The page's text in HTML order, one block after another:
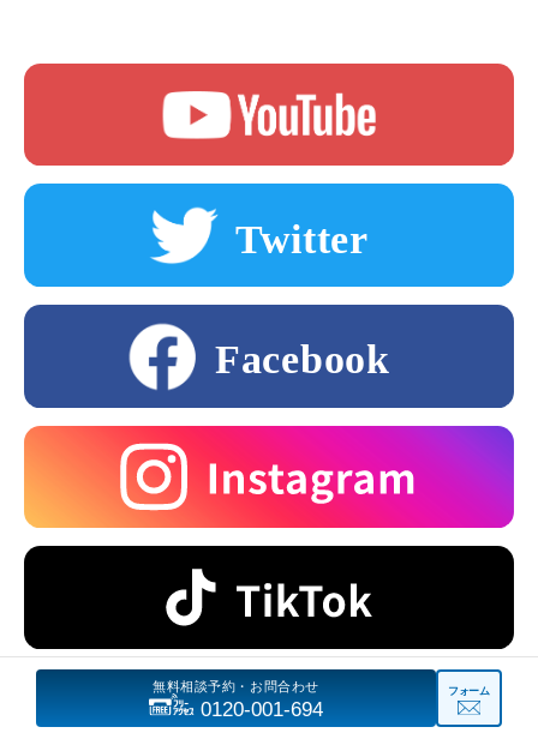
無料相談予約・お問合わせ
0120-001-694
フォーム